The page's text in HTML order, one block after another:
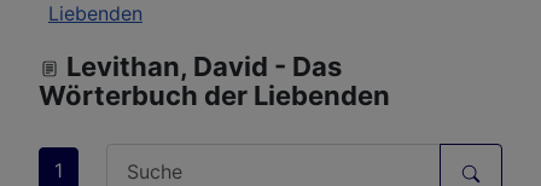
Liebenden
Levithan, David - Das
Wörterbuch der Liebenden
1